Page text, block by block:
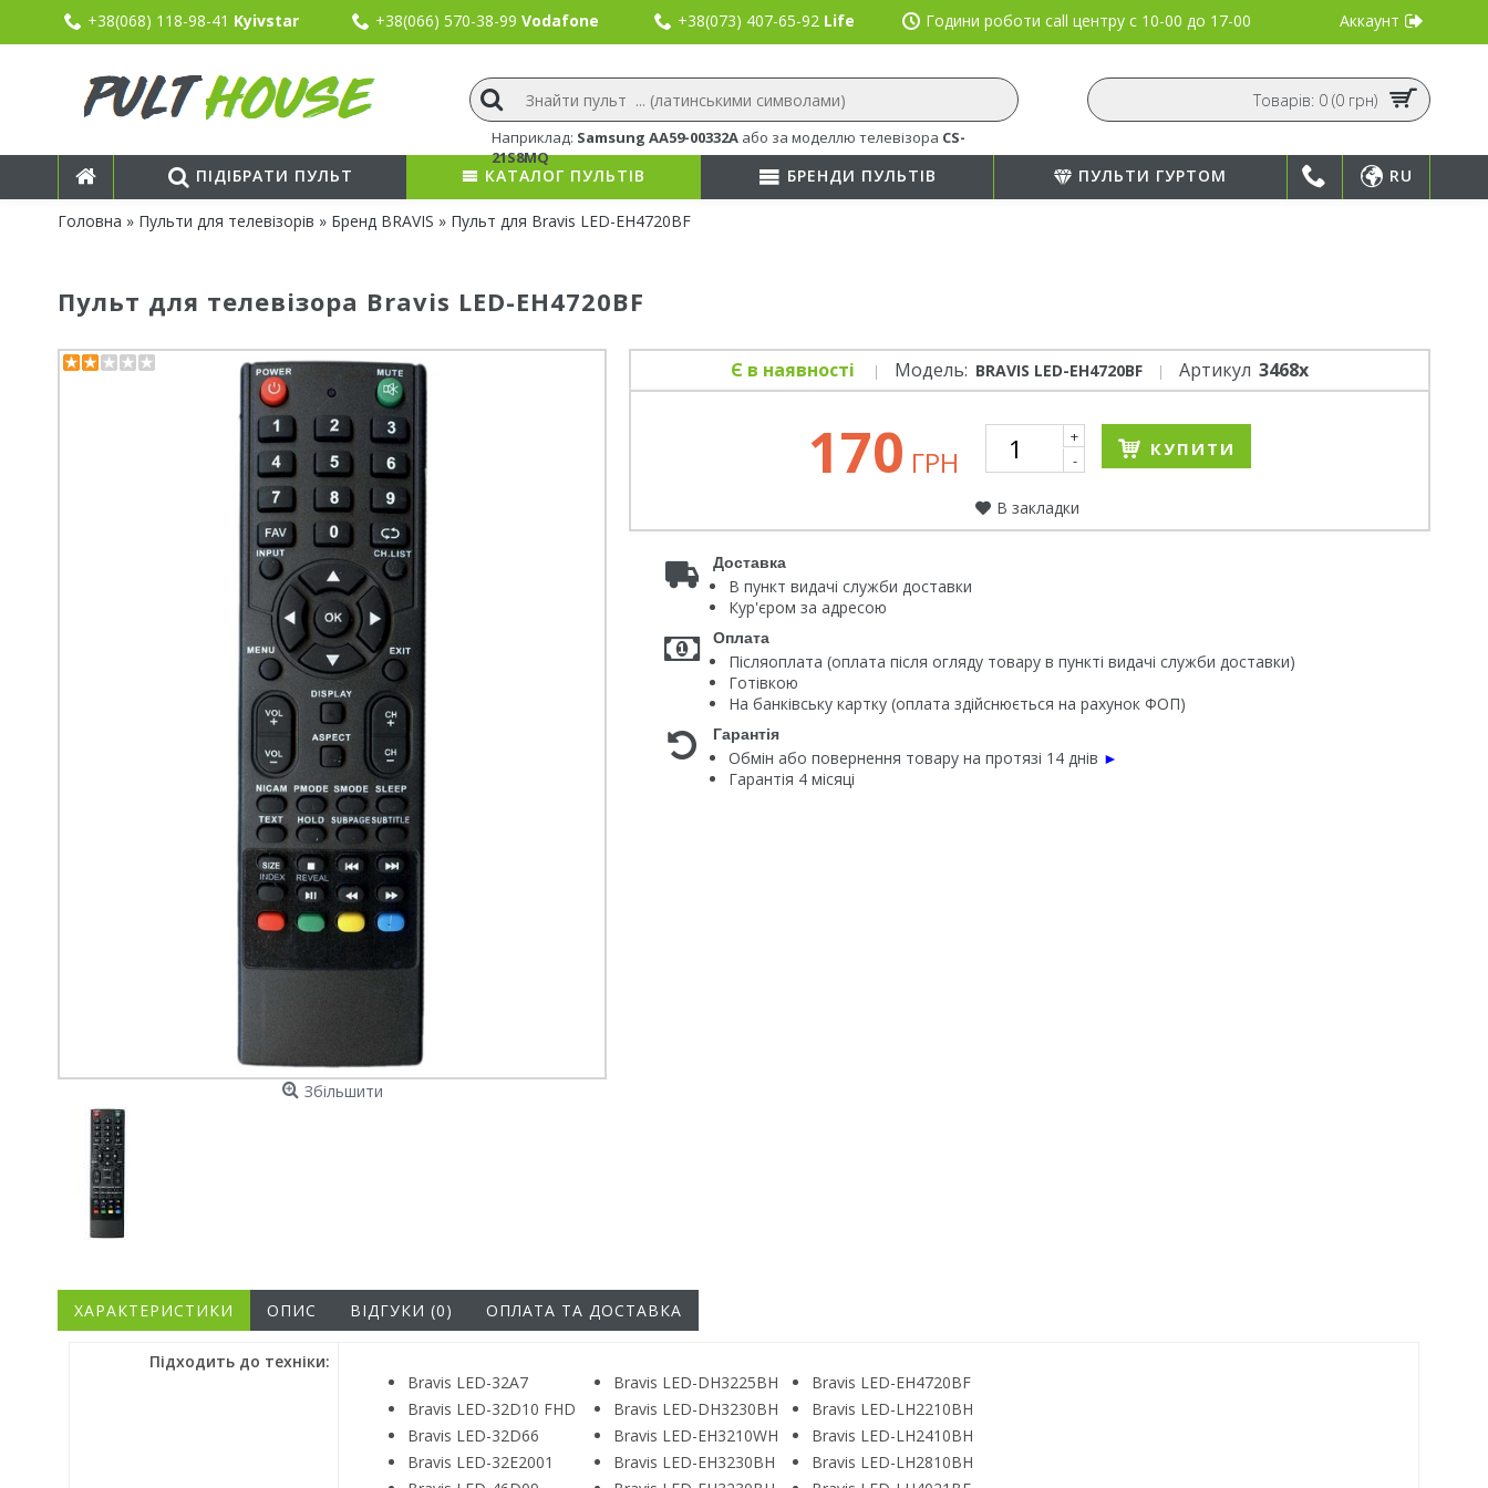
+38(068) 118-98-41 Kyivstar +38(066) 570-38-99 Vodafone +38(073) 407-65-92 Life Години роботи call центру с 10-00 до 17-00 Аккаунт
Наприклад: Samsung AA59-00332A або за моделлю телевізора CS-
21S8MQ
Товарів: 0 (0 грн)
ПІДІБРАТИ ПУЛЬТ КАТАЛОГ ПУЛЬТІВ БРЕНДИ ПУЛЬТІВ ПУЛЬТИ ГУРТОМ RU
Головна » Пульти для телевізорів » Бренд BRAVIS » Пульт для Bravis LED-EH4720BF
Пульт для телевізора Bravis LED-EH4720BF
Збільшити
Є в наявності Модель: BRAVIS LED-EH4720BF Артикул 3468x
170 ГРН
+
-
КУПИТИ
В закладки
Доставка
В пункт видачі служби доставки
Кур'єром за адресою
Оплата
Післяоплата (оплата після огляду товару в пункті видачі служби доставки)
Готівкою
На банківську картку (оплата здійснюється на рахунок ФОП)
Гарантія
Обмін або повернення товару на протязі 14 днів ►
Гарантія 4 місяці
ХАРАКТЕРИСТИКИ ОПИС ВІДГУКИ (0) ОПЛАТА ТА ДОСТАВКА
Підходить до техніки:
Bravis LED-32A7
Bravis LED-32D10 FHD
Bravis LED-32D66
Bravis LED-32E2001
Bravis LED-DH3225BH
Bravis LED-DH3230BH
Bravis LED-EH3210WH
Bravis LED-EH3230BH
Bravis LED-EH4720BF
Bravis LED-LH2210BH
Bravis LED-LH2410BH
Bravis LED-LH2810BH